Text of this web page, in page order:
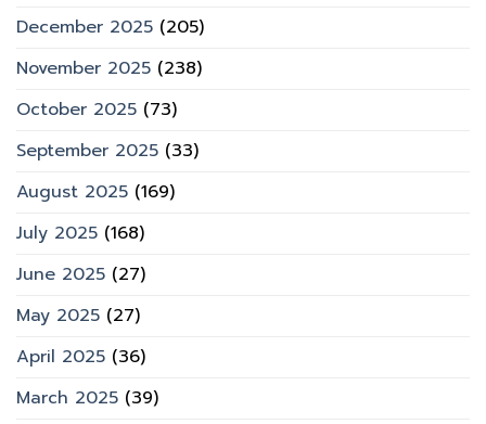
December 2025 (205)
November 2025 (238)
October 2025 (73)
September 2025 (33)
August 2025 (169)
July 2025 (168)
June 2025 (27)
May 2025 (27)
April 2025 (36)
March 2025 (39)